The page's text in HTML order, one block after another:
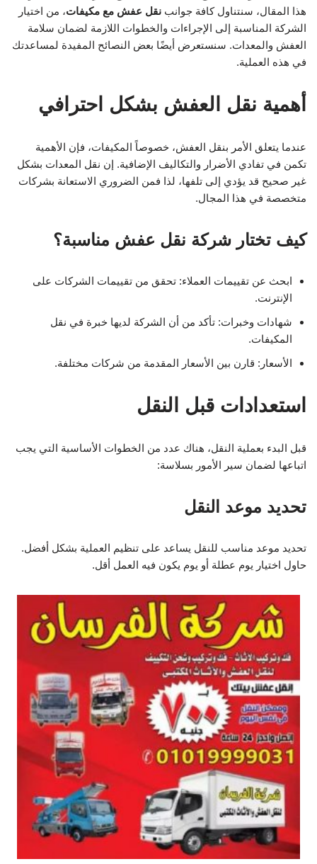
هذا المقال، سنتناول كافة جوانب نقل عفش مع مكيفات، من اختيار
الشركة المناسبة إلى الإجراءات والخطوات اللازمة لضمان سلامة
العفش والمعدات. سنستعرض أيضًا بعض النصائح المفيدة لمساعدتك
في هذه العملية.
أهمية نقل العفش بشكل احترافي
عندما يتعلق الأمر بنقل العفش، خصوصاً المكيفات، فإن الأهمية
تكمن في تفادي الأضرار والتكاليف الإضافية. إن نقل المعدات بشكل
غير صحيح قد يؤدي إلى تلفها، لذا فمن الضروري الاستعانة بشركات
متخصصة في هذا المجال.
كيف تختار شركة نقل عفش مناسبة؟
ابحث عن تقييمات العملاء: تحقق من تقييمات الشركات على
الإنترنت.
شهادات وخبرات: تأكد من أن الشركة لديها خبرة في نقل
المكيفات.
الأسعار: قارن بين الأسعار المقدمة من شركات مختلفة.
استعدادات قبل النقل
قبل البدء بعملية النقل، هناك عدد من الخطوات الأساسية التي يجب
اتباعها لضمان سير الأمور بسلاسة:
تحديد موعد النقل
تحديد موعد مناسب للنقل يساعد على تنظيم العملية بشكل أفضل.
حاول اختيار يوم عطلة أو يوم يكون فيه العمل أقل.